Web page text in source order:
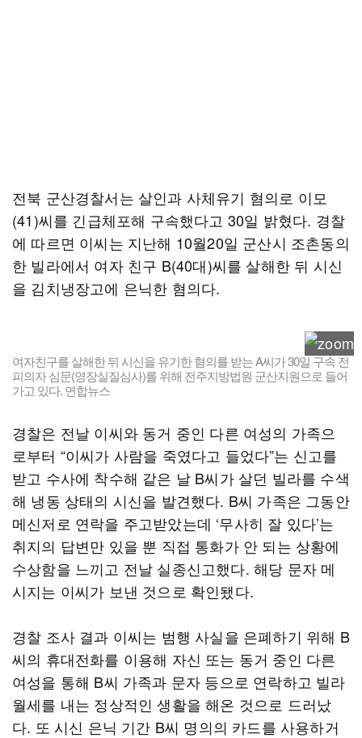
전북 군산경찰서는 살인과 사체유기 혐의로 이모
(41)씨를 긴급체포해 구속했다고 30일 밝혔다. 경찰
에 따르면 이씨는 지난해 10월20일 군산시 조촌동의
한 빌라에서 여자 친구 B(40대)씨를 살해한 뒤 시신
을 김치냉장고에 은닉한 혐의다.
여자친구를 살해한 뒤 시신을 유기한 혐의를 받는 A씨가 30일 구속 전
피의자 심문(영장실질심사)를 위해 전주지방법원 군산지원으로 들어
가고 있다. 연합뉴스
경찰은 전날 이씨와 동거 중인 다른 여성의 가족으
로부터 “이씨가 사람을 죽였다고 들었다”는 신고를
받고 수사에 착수해 같은 날 B씨가 살던 빌라를 수색
해 냉동 상태의 시신을 발견했다. B씨 가족은 그동안
메신저로 연락을 주고받았는데 ‘무사히 잘 있다’는
취지의 답변만 있을 뿐 직접 통화가 안 되는 상황에
수상함을 느끼고 전날 실종신고했다. 해당 문자 메
시지는 이씨가 보낸 것으로 확인됐다.
경찰 조사 결과 이씨는 범행 사실을 은폐하기 위해 B
씨의 휴대전화를 이용해 자신 또는 동거 중인 다른
여성을 통해 B씨 가족과 문자 등으로 연락하고 빌라
월세를 내는 정상적인 생활을 해온 것으로 드러났
다. 또 시신 은닉 기간 B씨 명의의 카드를 사용하거